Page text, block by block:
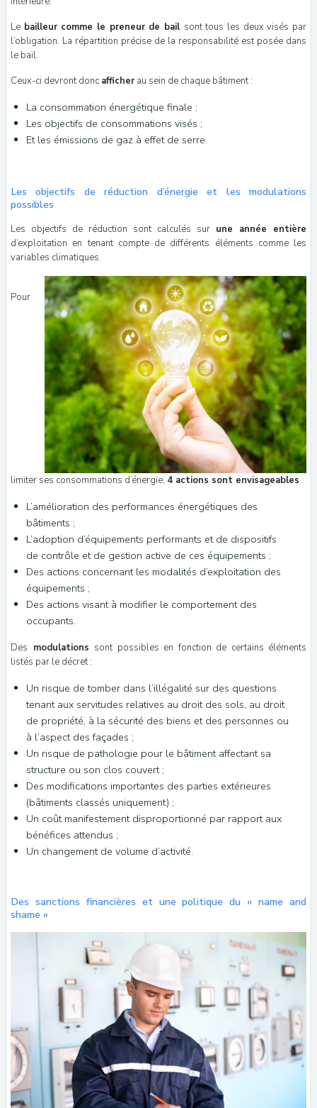
Le bailleur comme le preneur de bail sont tous les deux visés par
l’obligation. La répartition précise de la responsabilité est posée dans
le bail.
Ceux-ci devront donc afficherau sein de chaque bâtiment :
La consommation énergétique finale ;
Les objectifs de consommations visés ;
Et les émissions de gaz à effet de serre.
Les objectifs de réduction d’énergie et les modulations
possibles
Les objectifs de réduction sont calculés sur une année entière
d’exploitation en tenant compte de différents éléments comme les
variables climatiques.
Pour
limiter ses consommations d’énergie, 4 actions sont envisageables :
L’amélioration des performances énergétiques des
bâtiments ;
L’adoption d’équipements performants et de dispositifs
de contrôle et de gestion active de ces équipements ;
Des actions concernant les modalités d’exploitation des
équipements ;
Des actions visant à modifier le comportement des
occupants.
Des modulations sont possibles en fonction de certains éléments
listés par le décret :
Un risque de tomber dans l’illégalité sur des questions
tenant aux servitudes relatives au droit des sols, au droit
de propriété, à la sécurité des biens et des personnes ou
à l’aspect des façades ;
Un risque de pathologie pour le bâtiment affectant sa
structure ou son clos couvert ;
Des modifications importantes des parties extérieures
(bâtiments classés uniquement) ;
Un coût manifestement disproportionné par rapport aux
bénéfices attendus ;
Un changement de volume d’activité.
Des sanctions financières et une politique du « name and
shame »